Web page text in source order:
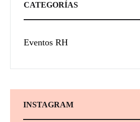
CATEGORÍAS
Eventos RH
INSTAGRAM